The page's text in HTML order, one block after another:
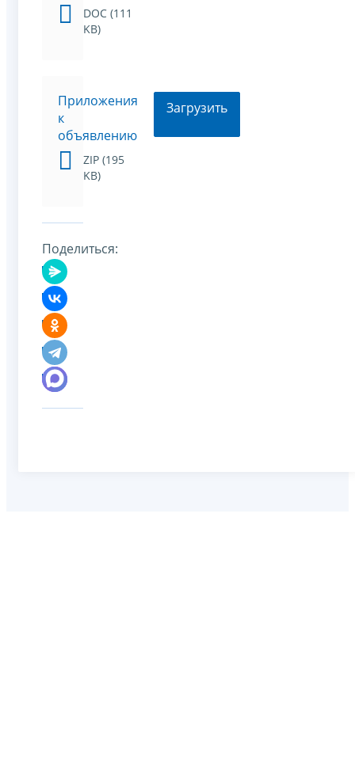
DOC (111
KB)
Приложения
к
объявлению
ZIP (195
KB)
Загрузить
Поделиться: